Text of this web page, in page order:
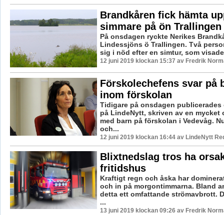
Brandkåren fick hämta
simmare på ön Trallingen
På onsdagen ryckte Nerikes
Lindessjöns ö Trallingen. Två
sig i nöd efter en simtur, som
12 juni 2019 klockan 15:37 av Fredrik
Förskolechefens svar på
inom förskolan
Tidigare på onsdagen publicerades
på LindeNytt, skriven av en mycket
med barn på förskolan i Vedevåg.
och...
12 juni 2019 klockan 16:44 av LindeNytt
Blixtnedslag tros ha
fritidshus
Kraftigt regn och åska har
och in på morgontimmarna. Bland
detta ett omfattande strömavbrott.
...
13 juni 2019 klockan 09:26 av Fredrik